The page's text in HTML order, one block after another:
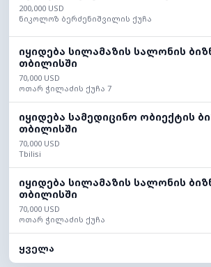
200,000 USD
ნიკოლოზ ბერძენიშვილის ქუჩა
იყიდება სილამაზის სალონის
თბილისში
70,000 USD
ოთარ ჭილაძის ქუჩა 7
იყიდება სამედიცინო ობიექტის
თბილისში
70,000 USD
Tbilisi
იყიდება სილამაზის სალონის
თბილისში
70,000 USD
ოთარ ჭილაძის ქუჩა
ყველა